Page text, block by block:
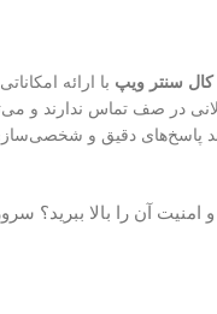
کال سنتر ویپ با ارائه
در صف تماس ندارند و
پاسخ‌های دقیق و
امنیت آن را بالا